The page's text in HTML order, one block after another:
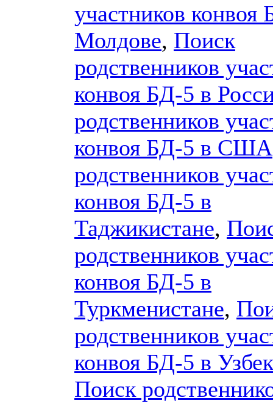
участников конвоя
Молдове, Поиск
родственников
конвоя БД-5 в
родственников
конвоя БД-5 в США
родственников
конвоя БД-5 в
Таджикистане,
родственников
конвоя БД-5 в
Туркменистане,
родственников
конвоя БД-5 в
Поиск